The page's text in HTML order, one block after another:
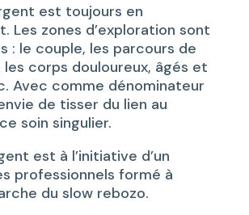
est toujours en
Les zones d’exploration sont
: le couple, les parcours de
corps douloureux, âgés et
Avec comme dénominateur
de tisser du lien au
soin singulier.
est à l’initiative d’un
professionnels formé à
du slow rebozo.